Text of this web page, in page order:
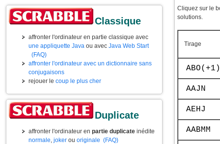
Classique
affronter l'ordinateur en partie classique avec
une appliquette Java ou avec Java Web Start
(FAQ)
affronter l'ordinateur avec un dictionnaire sans
conjugaisons
rejouer le coup le plus cher
Duplicate
affronter l'ordinateur en partie duplicate inédite
normale, joker ou originale (FAQ)
Cliquez sur le
solutions.
Tirage
ABO(+1)
AAJN
AEHJ
AABMM